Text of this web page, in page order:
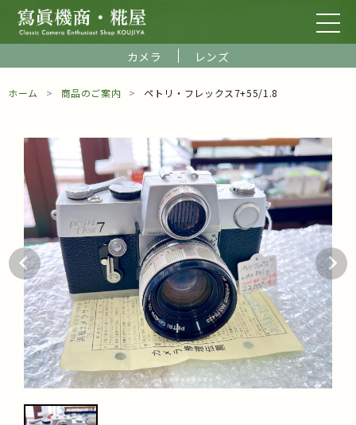
カメラ レンズ
ホーム 商品のご案内 ペトリ・フレックス7+55/1.8